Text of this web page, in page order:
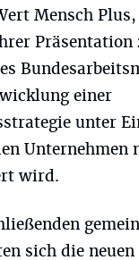
Mensch
Präsentation
einer
unter
Unternehmen
wird.
sich die